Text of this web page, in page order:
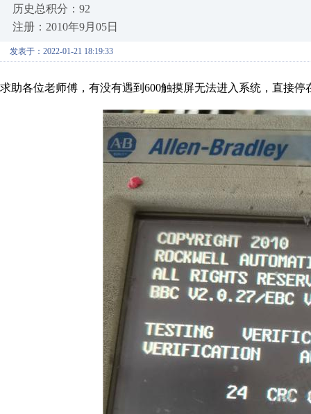
历史总积分：92
注册：2010年9月05日
发表于：2022-01-21 18:19:33
求助各位老师傅，有没有遇到600触摸屏无法进入系统，直接